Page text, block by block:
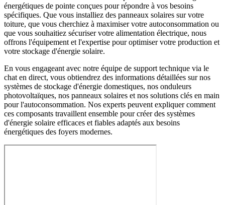
énergétiques de pointe conçues pour répondre à vos besoins
spécifiques. Que vous installiez des panneaux solaires sur votre
toiture, que vous cherchiez à maximiser votre autoconsommation ou
que vous souhaitiez sécuriser votre alimentation électrique, nous
offrons l'équipement et l'expertise pour optimiser votre production et
votre stockage d'énergie solaire.
En vous engageant avec notre équipe de support technique via le
chat en direct, vous obtiendrez des informations détaillées sur nos
systèmes de stockage d'énergie domestiques, nos onduleurs
photovoltaïques, nos panneaux solaires et nos solutions clés en main
pour l'autoconsommation. Nos experts peuvent expliquer comment
ces composants travaillent ensemble pour créer des systèmes
d'énergie solaire efficaces et fiables adaptés aux besoins
énergétiques des foyers modernes.